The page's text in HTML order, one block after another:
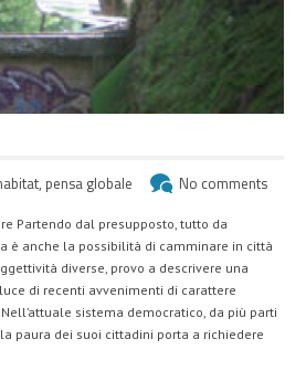
, pensa globale No comments
Partendo dal presupposto, tutto da
è anche la possibilità di camminare in città
diverse, provo a descrivere una
di recenti avvenimenti di carattere
sistema democratico, da più parti
paura dei suoi cittadini porta a richiedere